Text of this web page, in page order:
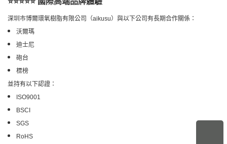
深圳市博爾環氧樹脂有限公司（aikusu）與以下公司有長期合作關係：
沃爾瑪
迪士尼
砲台
標榜
並持有以下認證：
ISO9001
BSCI
SGS
RoHS